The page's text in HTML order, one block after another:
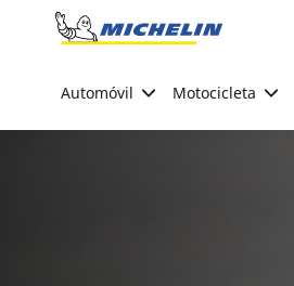
Go to page content
Automóvil Motocicleta